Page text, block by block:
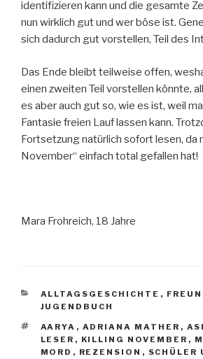
identifizieren kann und die gesamte
nun wirklich gut und wer böse ist.
sich dadurch gut vorstellen, Teil des
Das Ende bleibt teilweise offen,
einen zweiten Teil vorstellen könnte,
es aber auch gut so, wie es ist, weil
Fantasie freien Lauf lassen kann.
Fortsetzung natürlich sofort lesen, da
November“ einfach total gefallen hat!
Mara Frohreich, 18 Jahre
KATEGORIEN
ALLTAGSGESCHICHTE ,
JUGENDBUCH
SCHLAGWÖRTER
AARYA , ADRIANA MATHER ,
LESER , KILLING NOVEMBER ,
MORD , REZENSION , SCHÜLER